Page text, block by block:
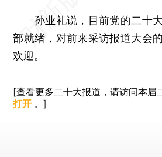
孙业礼说，目前党的二十大
部就绪，对前来采访报道大会
欢迎。
[查看更多二十大报道，请访问本
打开 。]